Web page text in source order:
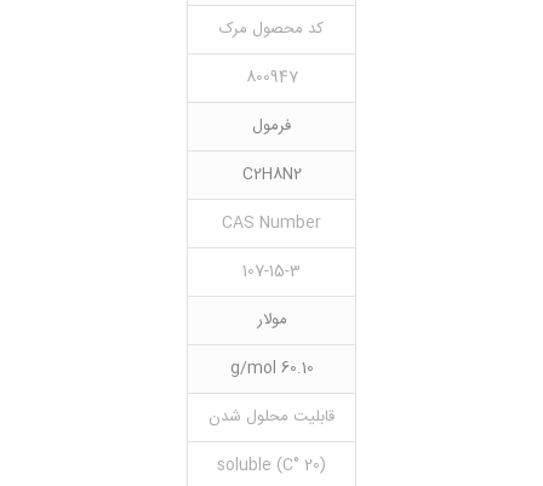
کد محصول مرک
800947
فرمول
C2H8N2
CAS Number
107-15-3
مولار
60.10 g/mol
قابلیت محلول شدن
(20 °C) soluble